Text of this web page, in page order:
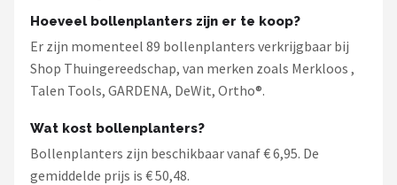
Hoeveel bollenplanters zijn er te koop?
Er zijn momenteel 89 bollenplanters verkrijgbaar bij
Shop Thuingereedschap, van merken zoals Merkloos ,
Talen Tools, GARDENA, DeWit, Ortho®.
Wat kost bollenplanters?
Bollenplanters zijn beschikbaar vanaf € 6,95. De
gemiddelde prijs is € 50,48.